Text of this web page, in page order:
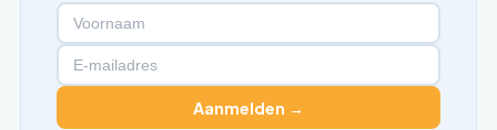
Aanmelden →